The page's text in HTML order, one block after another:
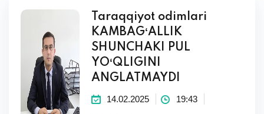
Taraqqiyot odimlari
KAMBAGʻALLIK
SHUNCHAKI PUL
YOʻQLIGINI
ANGLATMAYDI
14.02.2025 19:43